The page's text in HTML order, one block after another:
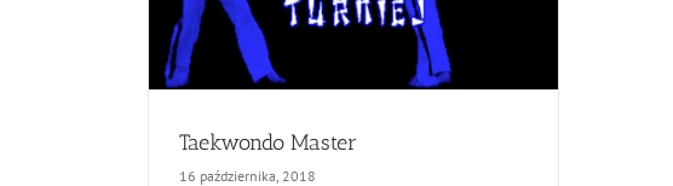
Taekwondo Master
16 października, 2018